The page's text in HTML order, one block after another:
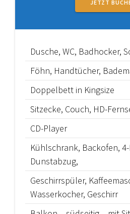
JETZT
Dusche, WC, Badhocker,
Föhn, Handtücher,
Doppelbett in Kingsize
Sitzecke, Couch, HD-
CD-Player
Kühlschrank, Backofen,
Dunstabzug,
Geschirrspüler,
Wasserkocher, Geschirr